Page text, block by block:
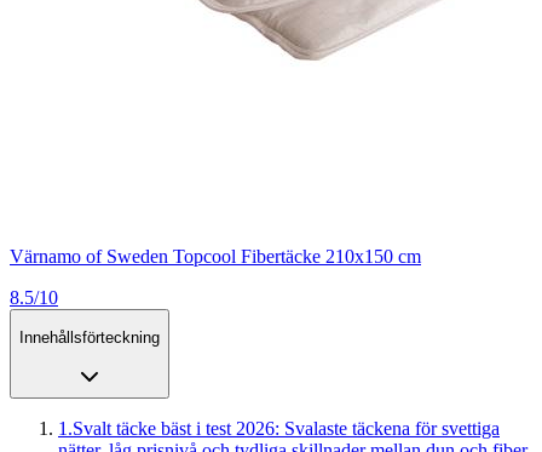
Värnamo of Sweden Topcool Fibertäcke 210x150 cm
8.5/10
Innehållsförteckning
1 .Svalt täcke bäst i test 2026: Svalaste täckena för svettiga